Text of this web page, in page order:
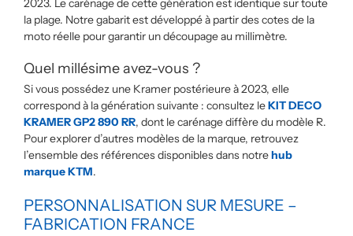
2023. Le carénage de cette génération est identique sur toute
la plage. Notre gabarit est développé à partir des cotes de la
moto réelle pour garantir un découpage au millimètre.
Quel millésime avez-vous ?
Si vous possédez une Kramer postérieure à 2023, elle
correspond à la génération suivante : consultez leKIT DECO
KRAMER GP2 890 RR, dont le carénage diffère du modèle R.
Pour explorer d’autres modèles de la marque, retrouvez
l’ensemble des références disponibles dans notrehub
marque KTM.
PERSONNALISATION SUR MESURE –
FABRICATION FRANCE